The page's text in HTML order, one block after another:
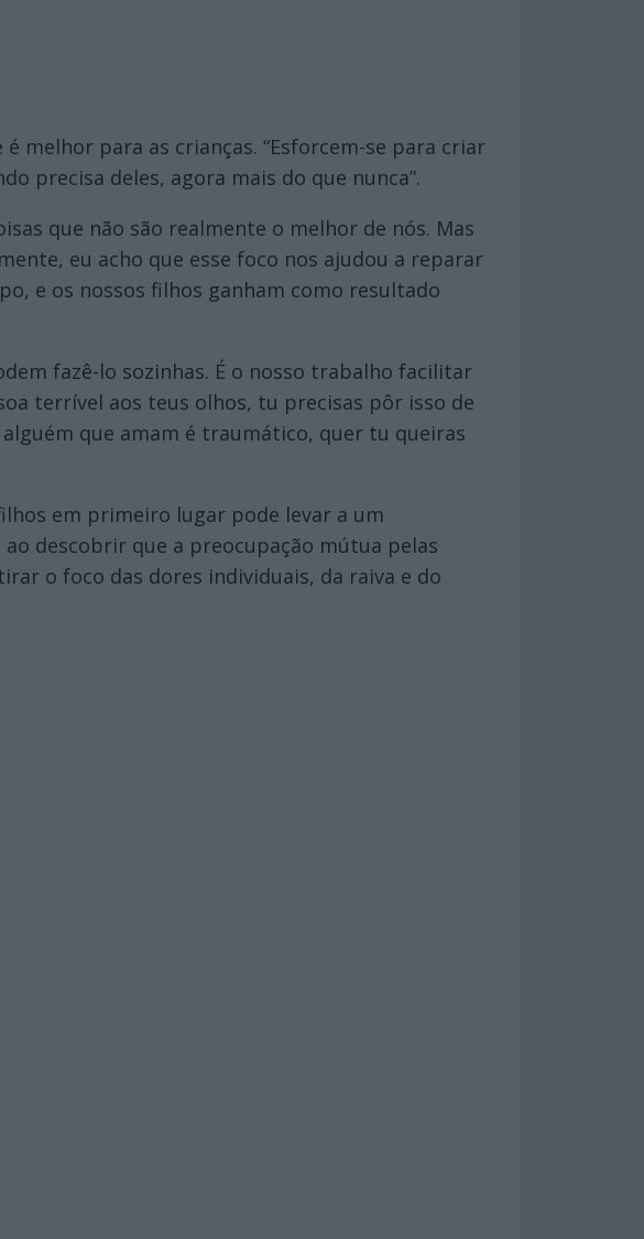
melhor para as crianças. “Esforcem-se para criar
precisa deles, agora mais do que nunca”.
que não são realmente o melhor de nós. Mas
eu acho que esse foco nos ajudou a reparar
e os nossos filhos ganham como resultado
fazê-lo sozinhas. É o nosso trabalho facilitar
terrível aos teus olhos, tu precisas pôr isso de
que amam é traumático, quer tu queiras
em primeiro lugar pode levar a um
descobrir que a preocupação mútua pelas
o foco das dores individuais, da raiva e do